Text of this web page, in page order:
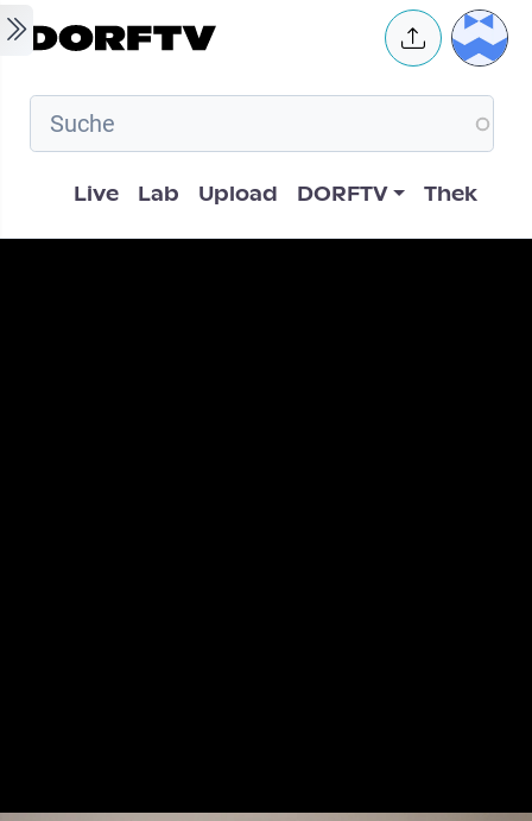
Skip to main content User
Hauptnavigation
Live Lab Upload DORFTV Thek